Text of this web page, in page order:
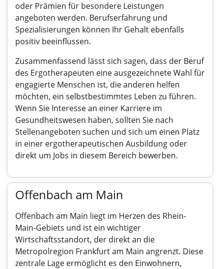
oder Prämien für besondere Leistungen
angeboten werden. Berufserfahrung und
Spezialisierungen können Ihr Gehalt ebenfalls
positiv beeinflussen.
Zusammenfassend lässt sich sagen, dass der Beruf
des Ergotherapeuten eine ausgezeichnete Wahl für
engagierte Menschen ist, die anderen helfen
möchten, ein selbstbestimmtes Leben zu führen.
Wenn Sie Interesse an einer Karriere im
Gesundheitswesen haben, sollten Sie nach
Stellenangeboten suchen und sich um einen Platz
in einer ergotherapeutischen Ausbildung oder
direkt um Jobs in diesem Bereich bewerben.
Offenbach am Main
Offenbach am Main liegt im Herzen des Rhein-
Main-Gebiets und ist ein wichtiger
Wirtschaftsstandort, der direkt an die
Metropolregion Frankfurt am Main angrenzt. Diese
zentrale Lage ermöglicht es den Einwohnern,